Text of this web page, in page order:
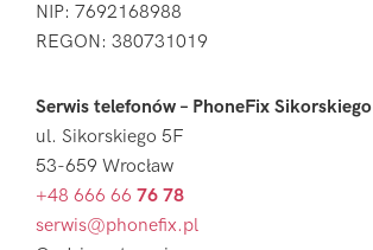
NIP: 7692168988
REGON: 380731019
Serwis telefonów – PhoneFix Sikorskiego
ul. Sikorskiego 5F
53-659 Wrocław
+48 666 66 76 78
serwis@phonefix.pl